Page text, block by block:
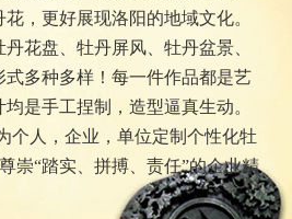
，更好展现洛阳的地域文化。
花盘、牡丹屏风、牡丹盆景、
多种多样！每一件作品都是艺
是手工捏制，造型逼真生动。
个人，企业，单位定制个性化牡
“踏实、拼搏、责任”的企业精